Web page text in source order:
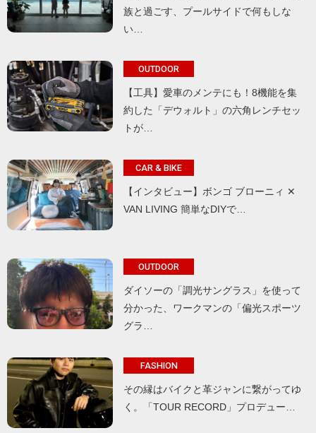
族と過ごす、プールサイドで何もしな
い…
OUTDOOR
【工具】愛車のメンテにも！8機能を集
約した「デウォルト」の六角レンチセッ
トが…
CAR & BIKE
【インタビュー】ボンゴ ブローニィ ✕
VAN LIVING 簡単なDIYで…
OUTDOOR
ダイソーの「調光サングラス」を使って
分かった、ワークマンの「偏光スポーツ
グラ…
FASHION
その縁はバイクと革ジャンに繋がってゆ
く。「TOUR RECORD」プロデュー…